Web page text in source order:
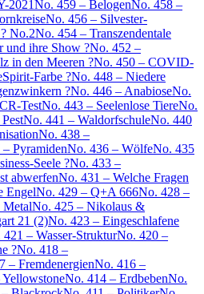
2021No. 459 – BelogenNo. 458 –
No. 456 – Silvester-
No.2No. 454 – Transzendentale
und ihre Show ?No. 452 –
in den Meeren ?No. 450 – COVID-
Farbe ?No. 448 – Niedere
?No. 446 – AnabioseNo.
TestNo. 443 – Seelenlose TiereNo.
No. 441 – WaldorfschuleNo. 440
No. 438 –
PyramidenNo. 436 – WölfeNo. 435
Seele ?No. 433 –
abwerfenNo. 431 – Welche Fragen
EngelNo. 429 – Q+A 666No. 428 –
No. 425 – Nikolaus &
21 (2)No. 423 – Eingeschlafene
421 – Wasser-StrukturNo. 420 –
?No. 418 –
– FremdenergienNo. 416 –
No. 414 – ErdbebenNo.